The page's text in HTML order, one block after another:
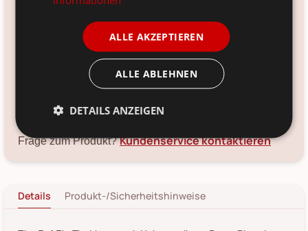
Voraussichtliche Lieferung:
-14. Aug 2026*
Frage zum Produkt?Kundenservice kontaktieren
Details Produkt-/Sicherheitshinweise
ALLE AKZEPTIEREN
ALLE ABLEHNEN
DETAILS ANZEIGEN